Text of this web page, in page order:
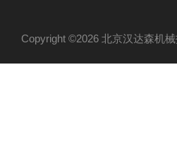
Copyright ©2026 北京汉达森机